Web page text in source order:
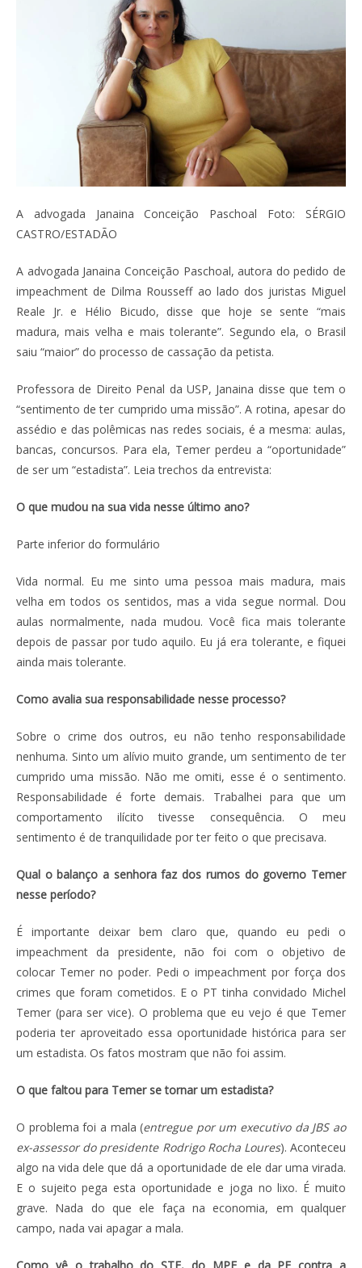
A advogada Janaina Conceição Paschoal Foto: SÉRGIO
CASTRO/ESTADÃO
A advogada Janaina Conceição Paschoal, autora do pedido de
impeachment de Dilma Rousseff ao lado dos juristas Miguel
Reale Jr. e Hélio Bicudo, disse que hoje se sente “mais
madura, mais velha e mais tolerante”. Segundo ela, o Brasil
saiu “maior” do processo de cassação da petista.
Professora de Direito Penal da USP, Janaina disse que tem o
“sentimento de ter cumprido uma missão”. A rotina, apesar do
assédio e das polêmicas nas redes sociais, é a mesma: aulas,
bancas, concursos. Para ela, Temer perdeu a “oportunidade”
de ser um “estadista”. Leia trechos da entrevista:
O que mudou na sua vida nesse último ano?
Parte inferior do formulário
Vida normal. Eu me sinto uma pessoa mais madura, mais
velha em todos os sentidos, mas a vida segue normal. Dou
aulas normalmente, nada mudou. Você fica mais tolerante
depois de passar por tudo aquilo. Eu já era tolerante, e fiquei
ainda mais tolerante.
Como avalia sua responsabilidade nesse processo?
Sobre o crime dos outros, eu não tenho responsabilidade
nenhuma. Sinto um alívio muito grande, um sentimento de ter
cumprido uma missão. Não me omiti, esse é o sentimento.
Responsabilidade é forte demais. Trabalhei para que um
comportamento ilícito tivesse consequência. O meu
sentimento é de tranquilidade por ter feito o que precisava.
Qual o balanço a senhora faz dos rumos do governo Temer
nesse período?
É importante deixar bem claro que, quando eu pedi o
impeachment da presidente, não foi com o objetivo de
colocar Temer no poder. Pedi o impeachment por força dos
crimes que foram cometidos. E o PT tinha convidado Michel
Temer (para ser vice). O problema que eu vejo é que Temer
poderia ter aproveitado essa oportunidade histórica para ser
um estadista. Os fatos mostram que não foi assim.
O que faltou para Temer se tornar um estadista?
O problema foi a mala (entregue por um executivo da JBS ao
ex-assessor do presidente Rodrigo Rocha Loures). Aconteceu
algo na vida dele que dá a oportunidade de ele dar uma virada.
E o sujeito pega esta oportunidade e joga no lixo. É muito
grave. Nada do que ele faça na economia, em qualquer
campo, nada vai apagar a mala.